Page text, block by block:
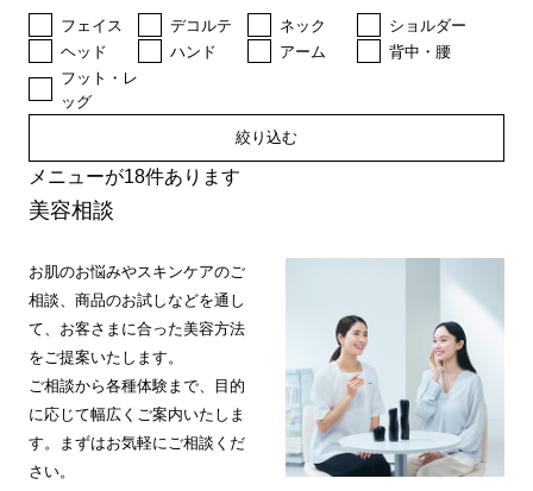
フェイス デコルテ ネック
ショルダー
ヘッド
ハンド アーム
背中・腰
フット・レ
ッグ
絞り込む
メニューが18件あります
美容相談
お肌のお悩みやスキンケアのご
相談、商品のお試しなどを通し
て、お客さまに合った美容方法
をご提案いたします。
ご相談から各種体験まで、目的
に応じて幅広くご案内いたしま
す。まずはお気軽にご相談くだ
さい。